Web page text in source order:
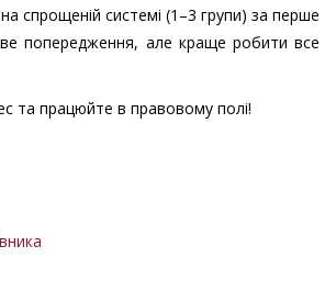
спрощеній системі (1–3 групи) за перше
попередження, але краще робити все
та працюйте в правовому полі!